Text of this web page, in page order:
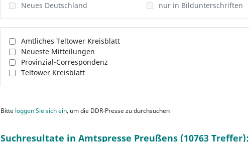
Neues Deutschland
nur in Bildunterschriften
Amtliches Teltower Kreisblatt
Neueste Mitteilungen
Provinzial-Correspondenz
Teltower Kreisblatt
Bitte loggen Sie sich ein, um die DDR-Presse zu durchsuchen
Suchresultate in Amtspresse Preußens (10763 Treffer):